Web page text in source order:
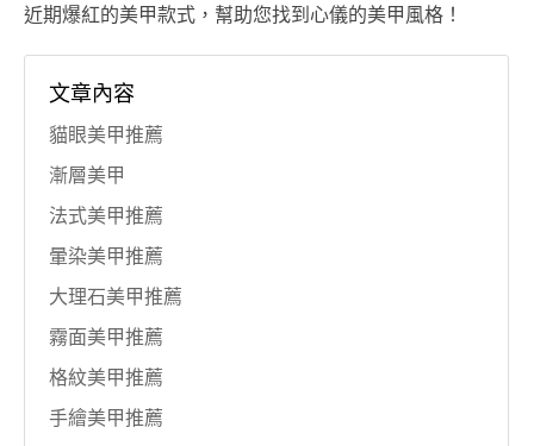
近期爆紅的美甲款式，幫助您找到心儀的美甲風格！
文章內容
貓眼美甲推薦
漸層美甲
法式美甲推薦
暈染美甲推薦
大理石美甲推薦
霧面美甲推薦
格紋美甲推薦
手繪美甲推薦